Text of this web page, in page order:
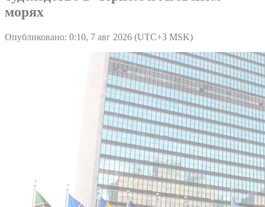
морях
Опубликовано: 0:10, 7 авг 2026 (UTC+3 MSK)